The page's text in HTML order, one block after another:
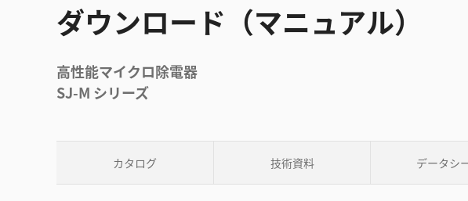
ダウンロード（マニュアル）
高性能マイクロ除電器
SJ-M シリーズ
カタログ 技術資料 データシ